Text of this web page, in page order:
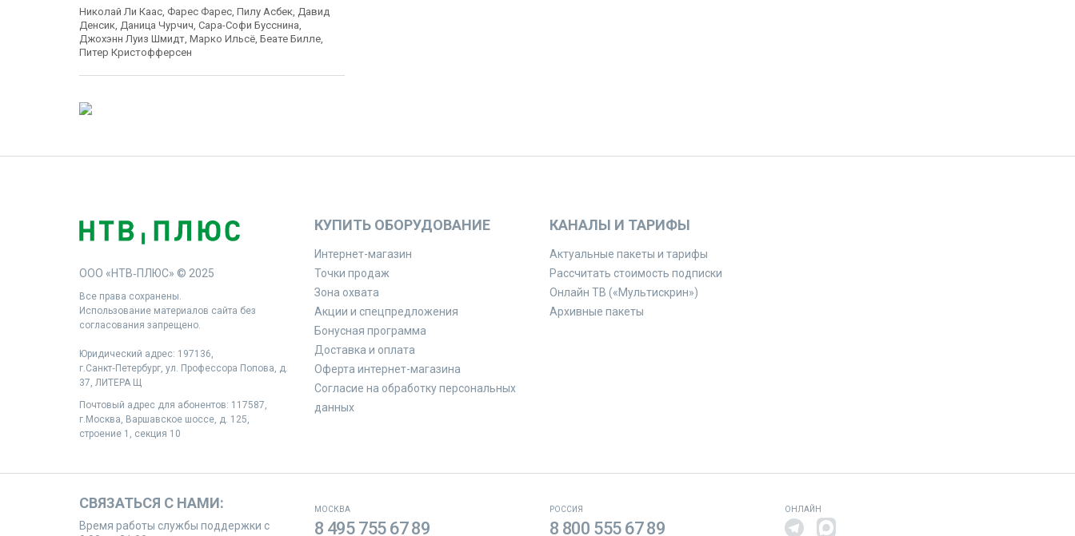
Николай Ли Каас, Фарес Фарес, Пилу Асбек, Давид
Денсик, Даница Чурчич, Сара-Софи Бусснина,
Джохэнн Луиз Шмидт, Марко Ильсё, Беате Билле,
Питер Кристофферсен
ООО «НТВ‑ПЛЮС» © 2025
Все права сохранены.
Использование материалов сайта без
согласования запрещено.
Юридический адрес: 197136,
г.Санкт‑Петербург, ул. Профессора Попова, д.
37, ЛИТЕРА Щ
Почтовый адрес для абонентов: 117587,
г.Москва, Варшавское шоссе, д. 125,
строение 1, секция 10
КУПИТЬ ОБОРУДОВАНИЕ
Интернет-магазин
Точки продаж
Зона охвата
Акции и спецпредложения
Бонусная программа
Доставка и оплата
Оферта интернет-магазина
Согласие на обработку персональных
данных
КАНАЛЫ И ТАРИФЫ
Актуальные пакеты и тарифы
Рассчитать стоимость подписки
Онлайн ТВ («Мультискрин»)
Архивные пакеты
СВЯЗАТЬСЯ С НАМИ:
Время работы службы поддержки с
МОСКВА
8 495 755 67 89
РОССИЯ
8 800 555 67 89
ОНЛАЙН